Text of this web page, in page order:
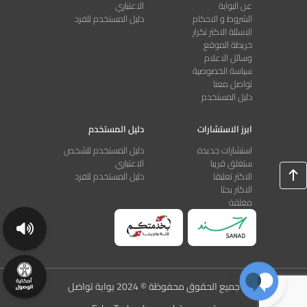
containing biotechnology-derived proteins as active substance:
quality issues.
تحميل الملف
Dana Tarifi
05/10/2026
عن البوابة
الشروط و الاحكام
الاسئلة الاكثر تكرار
خريطة الموقع
وسائل الاعلام
سياسة الخصوصية
تواصل معنا
دليل المستخدم
الاعتباري
دليل المستخدم للفرد
ابرز الاستشارات
استشارات جديدة
ستغلق قريبا
الاكثر تعليقا
الاكثر بحثا
مغلقة
دليل المستخدم
دليل المستخدم للشخص
الاعتباري
دليل المستخدم للفرد
جميع الحقوق محفوظة © 2024 بوابة تواصَل